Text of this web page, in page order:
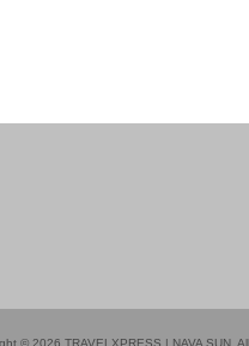
© 2026 TRAVELXPRESS | NAVA SUN.